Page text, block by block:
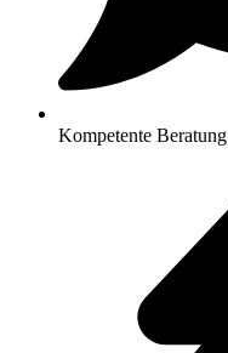
Kompetente Beratung